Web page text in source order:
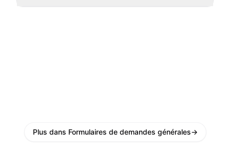
Plus dans Formulaires de demandes générales→